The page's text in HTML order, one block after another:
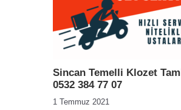
Sincan Temelli Klozet
0532 384 77 07
1 Temmuz 2021